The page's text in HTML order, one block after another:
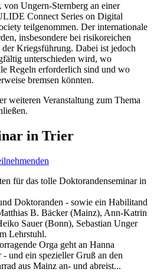
Ungern-Sternberg an einer
Connect Series on Digital
teilgenommen. Der internationale
insbesondere bei risikoreichen
Kriegsführung. Dabei ist jedoch
unterschieden wird, wo
Regeln erforderlich sind und wo
bremsen könnten.
Veranstaltung zum Thema
in Trier
für das tolle Doktorandenseminar in
Doktoranden - sowie ein Habilitand
B. Bäcker (Mainz), Ann-Katrin
Sauer (Bonn), Sebastian Unger
Lehrstuhl.
Orga geht an Hanna
und ein spezieller Gruß an den
aus Mainz an- und abreist...